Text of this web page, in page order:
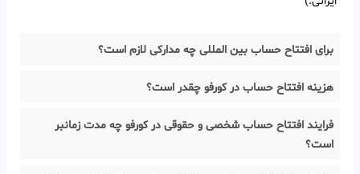
برای افتتاح حساب بین المللی چه مدارکی لازم است؟
هزینه افتتاح حساب در کورفو چقدر است؟
فرایند افتتاح حساب شخصی و حقوقی در کورفو چه مدت زمانبر
است؟